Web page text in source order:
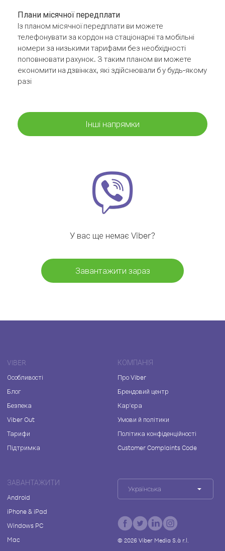
Плани місячної передплати
Із планом місячної передплати ви можете
телефонувати за кордон на стаціонарні та мобільні
номери за низькими тарифами без необхідності
поповнювати рахунок. З таким планом ви можете
економити на дзвінках, які здійснювали б у будь-якому
разі
Інші напрямки
У вас ще немає Viber?
Завантажити зараз
VIBER
Особливості
Блог
Безпека
Viber Out
Тарифи
Підтримка
КОМПАНІЯ
Про Viber
Брендовий центр
Кар'єра
Умови й політики
Політика конфіденційності
Customer Complaints Code
ЗАВАНТАЖИТИ
Android
iPhone & iPad
Windows PC
Mac
Українська
© 2026Viber Media S.à r.l.